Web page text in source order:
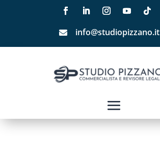
 info@studiopizzano.it